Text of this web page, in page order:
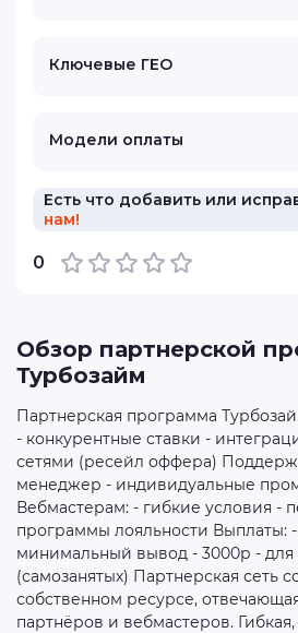
Ключевые ГЕО
Модели оплаты
Есть что добавить или
нам!
0
Обзор партнерской
Турбозайм
Партнерская программа
- конкурентные ставки -
сетями (ресейл оффера)
менеджер - индивидуальные
Вебмастерам: - гибкие условия -
программы лояльности Выплаты:
минимальный вывод - 3000р -
(самозанятых) Партнерская сеть
собственном ресурсе,
партнёров и вебмастеров.